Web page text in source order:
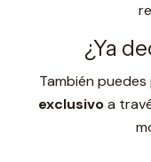
¿Ya
También puedes
exclusivoa